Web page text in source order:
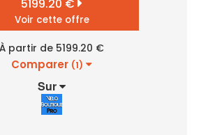
5199.20 €
Voir cette offre
À partir de 5199.20 €
Comparer (1)
Sur